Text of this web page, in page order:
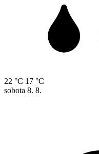
22 °C 17 °C
sobota 8. 8.